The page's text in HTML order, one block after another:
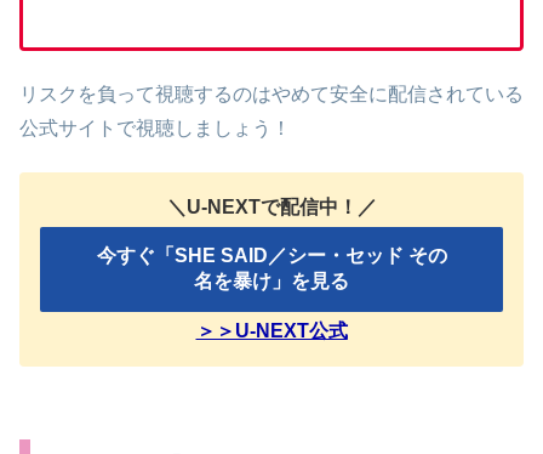
リスクを負って視聴するのはやめて安全に配信されている
公式サイトで視聴しましょう！
＼U-NEXTで配信中！／
今すぐ「SHE SAID／シー・セッド その
名を暴け」を見る
＞＞U-NEXT公式